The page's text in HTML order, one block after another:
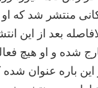
منتشر شد که او را به همراه ۲ نفر دیگر
بعد از این
شده و او هیچ
این باره عنوان